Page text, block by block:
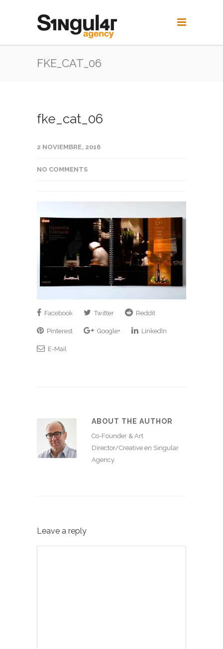
FKE_CAT_06
fke_cat_06
2 NOVIEMBRE, 2016
NO COMMENTS
Facebook Twitter Reddit
Pinterest Google+ LinkedIn
E-Mail
ABOUT THE AUTHOR
Co-Founder & Art
Director/Creative en Singular
Agency.
Leave a reply